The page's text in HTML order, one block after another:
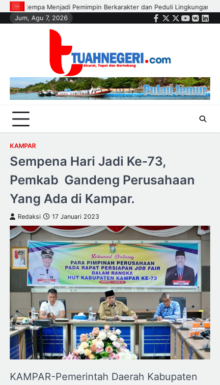
Skip
to
dan Peduli Lingkungan
Pemko Pekanbaru Salurkan Bantuan
Jum, Agu 7, 2026
Facebook
Twitter
Instagram
Youtube
VK
KAMPAR
Sempena Hari Jadi Ke-73,
Pemkab Gandeng Perusahaan
Yang Ada di Kampar.
Redaksi 17 Januari 2023
KAMPAR-Pemerintah Daerah Kabupaten